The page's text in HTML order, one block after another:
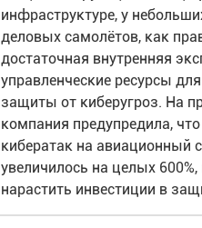
инфраструктуре, у
деловых самолётов, как
достаточная внутренняя
управленческие ресурсы
защиты от киберугроз. На
компания предупредила,
кибератак на авиационный
увеличилось на целых
нарастить инвестиции в